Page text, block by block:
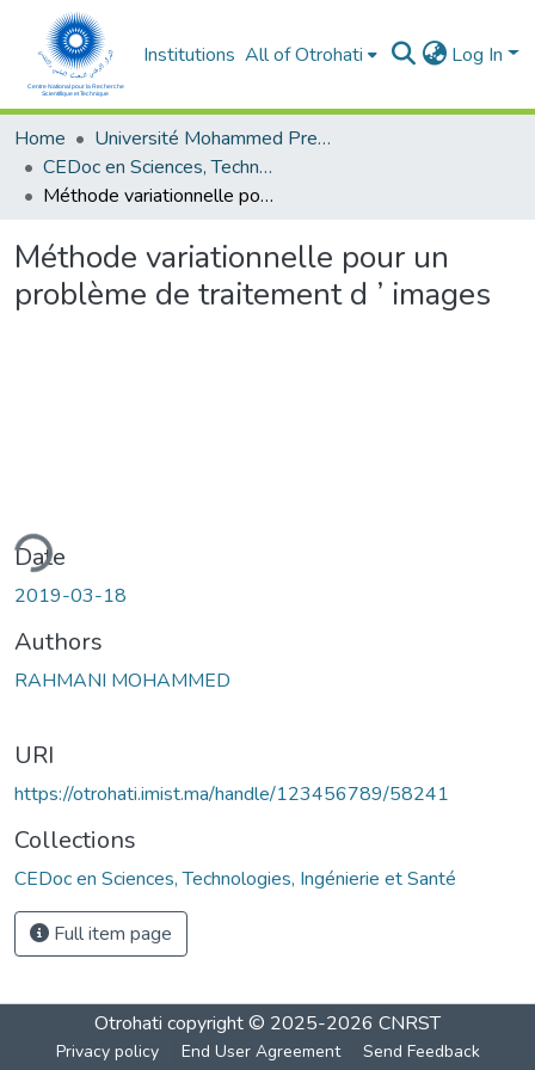
Institutions All of Otrohati Log In
Home
Université Mohammed Premier - Oujda
CEDoc en Sciences, Technologies, Ingénierie et Santé
Méthode variationnelle pour un problème de traitement d ’ images
Méthode variationnelle pour un
problème de traitement d ’ images
Date
2019-03-18
Authors
RAHMANI MOHAMMED
URI
https://otrohati.imist.ma/handle/123456789/58241
Collections
CEDoc en Sciences, Technologies, Ingénierie et Santé
Full item page
Otrohati copyright © 2025-2026 CNRST
Privacy policy End User Agreement Send Feedback